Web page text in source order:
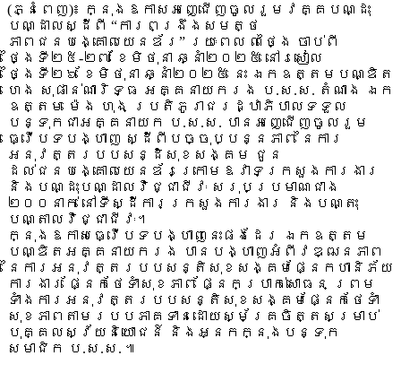
(ភ្នំពេញ)៖ ក្នុងឱកាសអញ្ជើញចូលរួមវគ្គបណ្ដុះ
បណ្ដាលស្ដីពី “ការពង្រឹងសមត្ថ
ភាពជនបង្គោលយេនឌ័រ” រយៈពេល ៣ថ្ងៃ ចាប់ពី
ថ្ងៃទី២៥-២៧ ខែមិថុនា ឆ្នាំ២០២៥ នៅរសៀល
ថ្ងៃទី២៦ ខែមិថុនា ឆ្នាំ២០២៥ នេះ ឯកឧត្តមបណ្ឌិត
ហេង សុផាន់ណារិទ្ធ អគ្គនាយក រង ប.ស.ស. តំណាង ឯក
ឧត្តម ម៉េង ហុង ប្រតិភូរាជរដ្ឋាភិបាលទទួល
បន្ទុកជាអគ្គនាយក ប.ស.ស. បានអញ្ជើញចូលរួម
ធ្វើបទបង្ហាញ ស្ដីពីបច្ចុប្បន្នភាព នៃការ
អនុវត្តរបបសន្ដិសុខសង្គម ជូន
ដល់ជនបង្គោលយេនឌ័រក្រោមឱវាទក្រសួងការងារ
និងបណ្ដុះបណ្ដាលវិជ្ជាជីវៈ សរុបប្រមាណជាង
២០០នាក់ នៅទីស្ដីការក្រសួងការងារ និងបណ្តុះ
បណ្តាលវិជ្ជាជីវៈ។
ក្នុងឱកាសធ្វើបទបង្ហាញនេះផងដែរ ឯកឧត្តម
បណ្ឌិតអគ្គនាយករង បានបង្ហាញអំពីវឌ្ឍនភាព
នៃការអនុវត្តរបបសន្តិសុខសង្គមផ្នែកហានិភ័យ
ការងារ ផ្នែកថែទាំសុខភាព ផ្នែកប្រាក់សោធន ព្រម
ទាំងការអនុវត្តរបបសន្តិសុខសង្គមផ្នែកថែទាំ
សុខភាពតាមរបបភាគទានដោយស្ម័គ្រចិត្តសម្រាប់
បុគ្គលស្វ័យនិយោជន៍ និងអ្នកក្នុងបន្ទុក
សមាជិក ប.ស.ស. ៕